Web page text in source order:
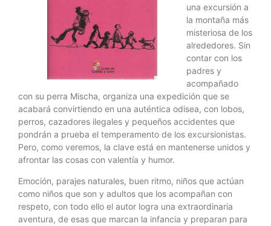
una excursión a
la montaña más
misteriosa de los
alrededores. Sin
contar con los
padres y
acompañado
con su perra Mischa, organiza una expedición que se
acabará convirtiendo en una auténtica odisea, con lobos,
perros, cazadores ilegales y pequeños accidentes que
pondrán a prueba el temperamento de los excursionistas.
Pero, como veremos, la clave está en mantenerse unidos y
afrontar las cosas con valentía y humor.
Emoción, parajes naturales, buen ritmo, niños que actúan
como niños que son y adultos que los acompañan con
respeto, con todo ello el autor logra una extraordinaria
aventura, de esas que marcan la infancia y preparan para